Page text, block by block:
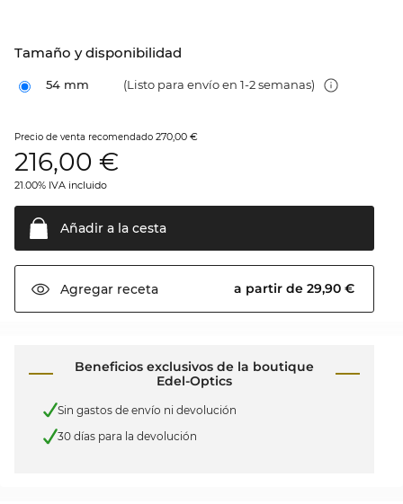
Tamaño y disponibilidad
54 mm (Listo para envío en 1-2 semanas)
Precio de venta recomendado 270,00 €
216,00 €
21.00% IVA incluido
Añadir a la cesta
Agregar receta a partir de 29,90 €
Beneficios exclusivos de la boutique
Edel-Optics
Sin gastos de envío ni devolución
30 días para la devolución